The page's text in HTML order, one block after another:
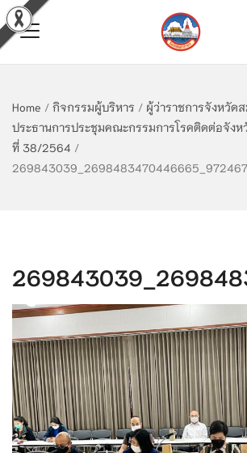
Home / กิจกรรมผู้บริหาร / ผู้ว่าราชการจังหวัด
ประธานการประชุมคณะกรรมการโรคติดต่อจังห
ที่ 38/2564 /